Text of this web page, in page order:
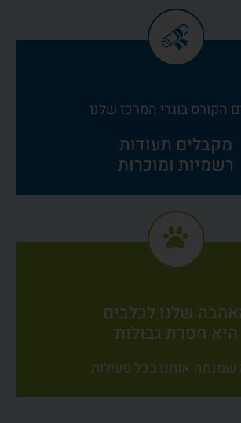
הקורס בוגרי המרכז שלנו
מקבלים תעודות
רשמיות ומוכרות
שלנו לכלבים
היא חסרת גבולות
שמנחה אותנו בכל פעילות